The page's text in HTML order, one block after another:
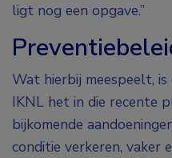
ligt nog een opgave.”
Wat hierbij meespeelt,
IKNL het in die recente
bijkomende
conditie verkeren, vaker